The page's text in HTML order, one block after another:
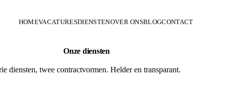
HOMEVACATURESDIENSTENOVER ONSBLOGCONTACT
Onze diensten
diensten, twee contractvormen. Helder en transparant.